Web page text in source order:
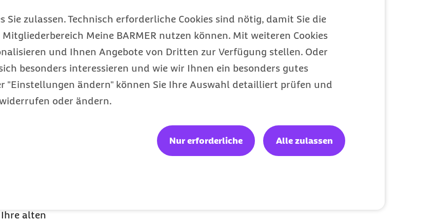
Sie zulassen. Technisch erforderliche Cookies sind nötig, damit Sie die
Meine BARMER nutzen können. Mit weiteren Cookies
und Ihnen Angebote von Dritten zur Verfügung stellen. Oder
besonders interessieren und wie wir Ihnen ein besonders gutes
"Einstellungen ändern" können Sie Ihre Auswahl detailliert prüfen und
oder ändern.
Nur erforderliche Alle zulassen
mit
und -
Altarzneimitteln
am besten
alten